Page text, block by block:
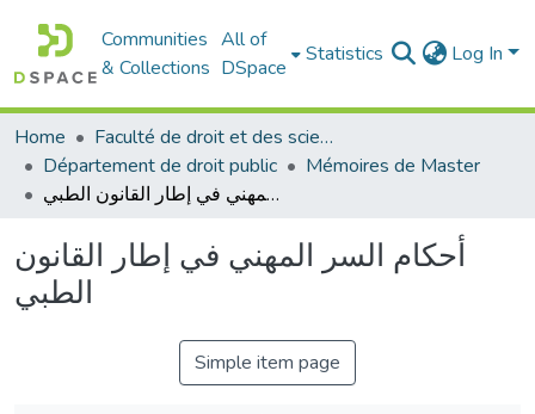
Communities
& Collections
All of
DSpace
Statistics Log In
Home
Faculté de droit et des sciences politiques
Département de droit public
Mémoires de Master
أحكام السر المهني في إطار القانون الطبي
أحكام السر المهني في إطار القانون
الطبي
Simple item page